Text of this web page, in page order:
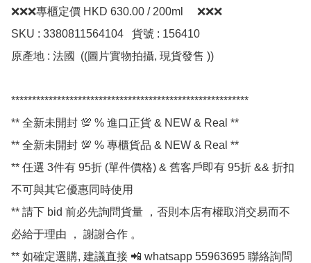
❌❌❌專櫃定價 HKD 630.00 / 200ml     ❌❌❌
SKU : 3380811564104   貨號 : 156410
原產地 : 法國  ((圖片實物拍攝, 現貨發售 ))
*********************************************************
** 全新未開封 💯 % 進口正貨 & NEW & Real **
** 全新未開封 💯 % 專櫃貨品 & NEW & Real **
** 任選 3件有 95折 (單件價格) & 舊客戶即有 95折 && 折扣
不可與其它優惠同時使用
** 請下 bid 前必先詢問貨量 ，否則本店有權取消交易而不
必給于理由 ， 謝謝合作 。
** 如確定選購, 建議直接 📲 whatsapp 55963695 聯絡詢問